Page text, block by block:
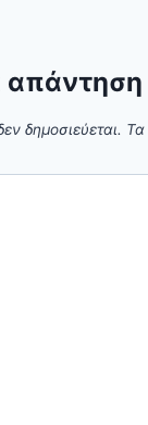
απάντηση
δημοσιεύεται. Τα